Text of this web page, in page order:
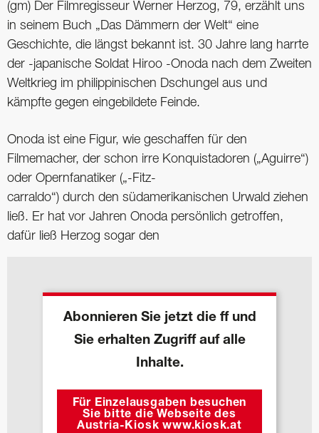
(gm) Der Filmregisseur Werner Herzog, 79, erzählt uns
in seinem Buch „Das Dämmern der Welt“ eine
Geschichte, die längst bekannt ist. 30 Jahre lang harrte
der -japanische Soldat Hiroo -Onoda nach dem Zweiten
Weltkrieg im philippinischen Dschungel aus und
kämpfte gegen eingebildete Feinde.
Onoda ist eine Figur, wie geschaffen für den
Filmemacher, der schon irre Konquistadoren („Aguirre“)
oder Opernfanatiker („-Fitz-
carraldo“) durch den südamerikanischen Urwald ziehen
ließ. Er hat vor Jahren Onoda persönlich getroffen,
dafür ließ Herzog sogar den
Abonnieren Sie jetzt die ff und
Sie erhalten Zugriff auf alle
Inhalte.
Für Einzelausgaben besuchen
Sie bitte die Webseite des
Austria-Kiosk www.kiosk.at